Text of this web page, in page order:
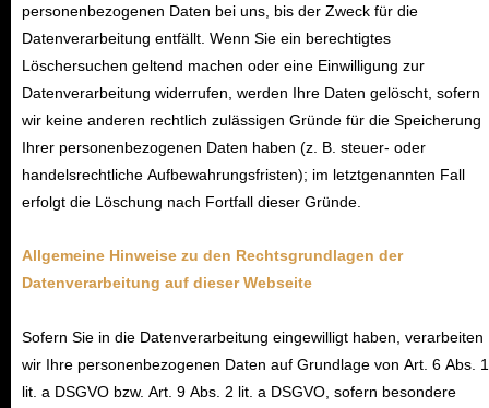
personenbezogenen Daten bei uns, bis der Zweck für die
Datenverarbeitung entfällt. Wenn Sie ein berechtigtes
Löschersuchen geltend machen oder eine Einwilligung zur
Datenverarbeitung widerrufen, werden Ihre Daten gelöscht, sofern
wir keine anderen rechtlich zulässigen Gründe für die Speicherung
Ihrer personenbezogenen Daten haben (z. B. steuer- oder
handelsrechtliche Aufbewahrungsfristen); im letztgenannten Fall
erfolgt die Löschung nach Fortfall dieser Gründe.
Allgemeine Hinweise zu den Rechtsgrundlagen der
Datenverarbeitung auf dieser Webseite
Sofern Sie in die Datenverarbeitung eingewilligt haben, verarbeiten
wir Ihre personenbezogenen Daten auf Grundlage von Art. 6 Abs. 1
lit. a DSGVO bzw. Art. 9 Abs. 2 lit. a DSGVO, sofern besondere